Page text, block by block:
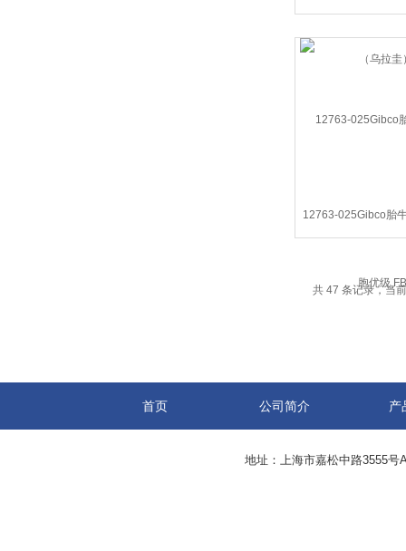
拉圭）
12763-025Gibco胎
优级
共 47 条记录，当
首页 公司简介 产
地址：上海市嘉松中路3555